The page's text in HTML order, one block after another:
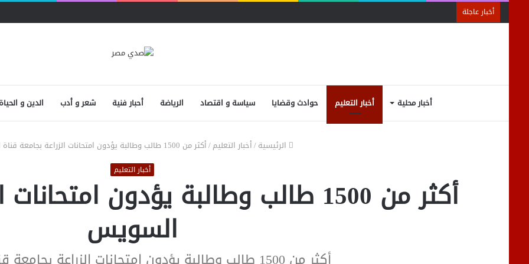
أخبار عاجلة
أخبار محلية أخبار التعليم حوادث وقضايا سياسة و اقتصاد الرياضة أحبار فنية شعر و أدب الدين و الحياة
الرئيسية/أخبار التعليم/أكثر من 1500 طالب وطالبة يؤدون امتحانات الزراعة بجامعة قناة السويس
أخبار التعليم
أكثر من 1500 طالب وطالبة يؤدون
السويس